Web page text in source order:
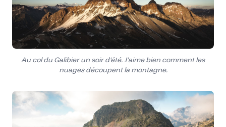
Au col du Galibier un soir d'été. J'aime bien comment les
nuages découpent la montagne.